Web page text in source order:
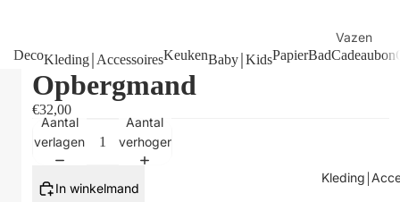
Vazen
Plaids &
Tafels
Kleding￨
DecoKleding￨AccessoiresKeukenBaby￨KidsPapierBadCadeaubon
Opbergmand
€32,00
Aantal
verlagen
Aantal
verhogen
In winkelmand